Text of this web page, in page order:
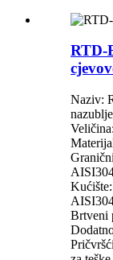
RTD-
Naziv:
Brtveni